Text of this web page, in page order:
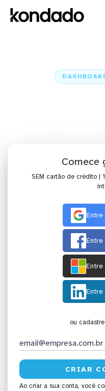
Comece
SEM cartão de crédito |
Entre
Entre
Entre
ou
Ao criar a sua conta, você